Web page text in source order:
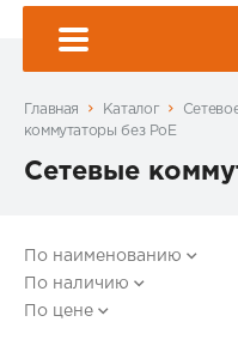
Главная Каталог
коммутаторы без PoE
Сетевые
По наименованию
По наличию
По цене